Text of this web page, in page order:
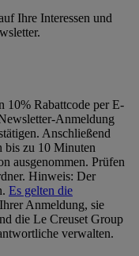
Ihre Interessen und
10% Rabattcode per E-
Anmeldung
Anschließend
bis zu 10 Minuten
ausgenommen. Prüfen
Hinweis: Der
Es gelten die
Anmeldung, sie
die Le Creuset Group
verwalten.